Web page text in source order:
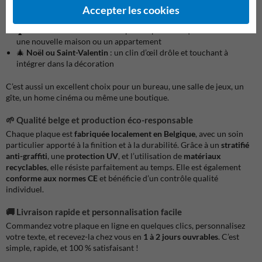
Fête des pères: une attention originale et durable pour les
papas qui aiment les objets personnalisés
une nouvelle maison ou un appartement
🎄 Noël ou Saint-Valentin : un clin d’œil drôle et touchant à
intégrer dans la décoration
C’est aussi un excellent choix pour un bureau, une salle de jeux, un
gîte, un home cinéma ou même une boutique.
🌱 Qualité belge et production éco-responsable
Chaque plaque estfabriquée localement en Belgique, avec un soin
particulier apporté à la finition et à la durabilité. Grâce à un stratifié
anti-graffiti, une protection UV, et l’utilisation de matériaux
recyclables, elle résiste parfaitement au temps. Elle est également
conforme aux normes CEet bénéficie d’un contrôle qualité
individuel.
🚚 Livraison rapide et personnalisation facile
Commandez votre plaque en ligne en quelques clics, personnalisez
votre texte, et recevez-la chez vous en 1 à 2 jours ouvrables. C’est
simple, rapide, et 100 % satisfaisant !
Accepter les cookies